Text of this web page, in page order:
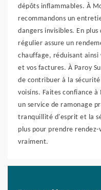
dépôts inflammables. À
recommandons un
dangers invisibles. En
régulier assure un
chauffage, réduisant
et vos factures. À Paroy
de contribuer à la
voisins. Faites confiance
un service de ramonage
tranquillité d'esprit et la
plus pour prendre
vraiment.